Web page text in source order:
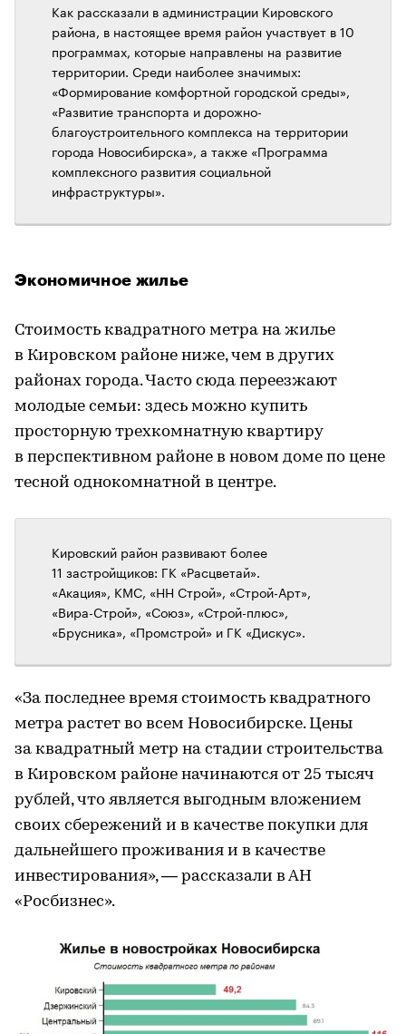
Как рассказали в администрации Кировского
района, в настоящее время район участвует в 10
программах, которые направлены на развитие
территории. Среди наиболее значимых:
«Формирование комфортной городской среды»,
«Развитие транспорта и дорожно-
благоустроительного комплекса на территории
города Новосибирска», а также «Программа
комплексного развития социальной
инфраструктуры».
Экономичное жилье
Стоимость квадратного метра на жилье
в Кировском районе ниже, чем в других
районах города. Часто сюда переезжают
молодые семьи: здесь можно купить
просторную трехкомнатную квартиру
в перспективном районе в новом доме по цене
тесной однокомнатной в центре.
Кировский район развивают более
11 застройщиков: ГК «Расцветай».
«Акация», КМС, «НН Строй», «Строй-Арт»,
«Вира-Строй», «Союз», «Строй-плюс»,
«Брусника», «Промстрой» и ГК «Дискус».
«За последнее время стоимость квадратного
метра растет во всем Новосибирске. Цены
за квадратный метр на стадии строительства
в Кировском районе начинаются от 25 тысяч
рублей, что является выгодным вложением
своих сбережений и в качестве покупки для
дальнейшего проживания и в качестве
инвестирования», — рассказали в АН
«Росбизнес».